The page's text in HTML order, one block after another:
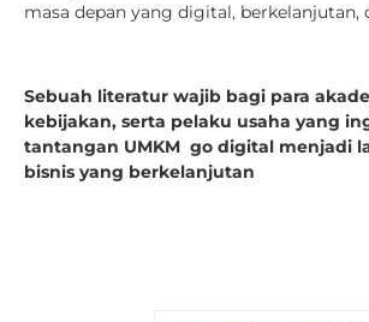
masa depan yang digital, berkelanjutan,
Sebuah literatur wajib bagi para
kebijakan, serta pelaku usaha yang
tantangan UMKM go digital menjadi
bisnis yang berkelanjutan